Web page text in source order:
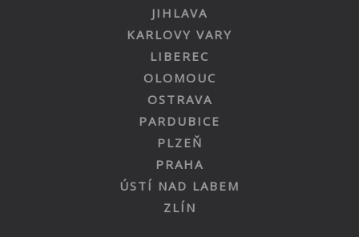
JIHLAVA
KARLOVY VARY
LIBEREC
OLOMOUC
OSTRAVA
PARDUBICE
PLZEŇ
PRAHA
ÚSTÍ NAD LABEM
ZLÍN